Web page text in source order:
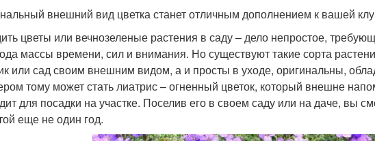
внешний вид цветка станет отличным дополнением к вашей
цветы или вечнозеленые растения в саду – дело непростое,
массы времени, сил и внимания. Но существуют такие сорта
или сад своим внешним видом, а и просты в уходе, оригинальны,
тому может стать лиатрис – огненный цветок, который внешне
для посадки на участке. Поселив его в своем саду или на даче, вы
еще не один год.